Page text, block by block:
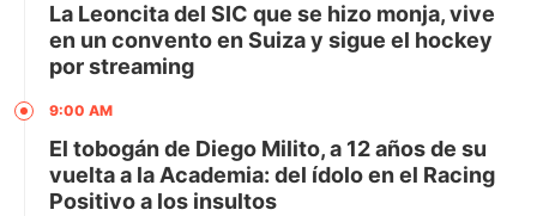
La Leoncita del SIC que se hizo monja, vive
en un convento en Suiza y sigue el hockey
por streaming
9:00 AM
El tobogán de Diego Milito, a 12 años de su
vuelta a la Academia: del ídolo en el Racing
Positivo a los insultos